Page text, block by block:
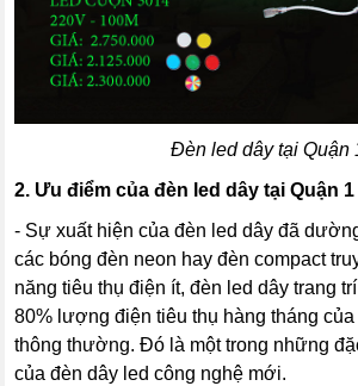
Đèn led dây tại Quận
2. Ưu điểm của đèn led dây tại Quận 1
- Sự xuất hiện của đèn led dây đã
các bóng đèn neon hay đèn compact
năng tiêu thụ điện ít, đèn led dây trang
80% lượng điện tiêu thụ hàng tháng
thông thường. Đó là một trong những
của đèn dây led công nghệ mới.